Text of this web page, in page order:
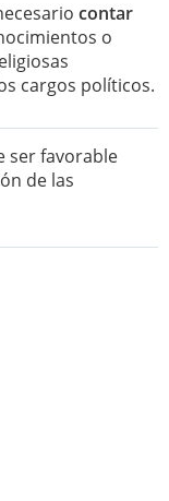
contar
o
cargos políticos.
ser favorable
de las